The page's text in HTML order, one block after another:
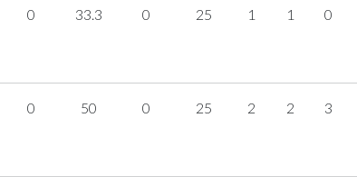
0 33.3 0 25 1 1 0
0 50 0 25 2 2 3